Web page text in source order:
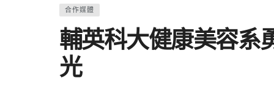
合作媒體
輔英科大健康美容系
光